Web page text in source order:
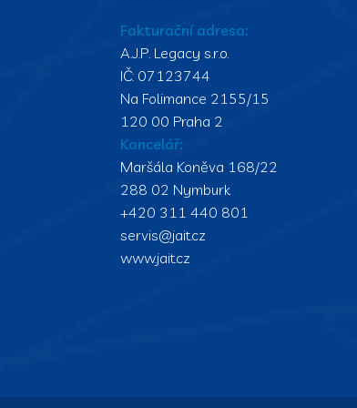
Fakturační adresa:
A.J.P. Legacy s.r.o.
IČ: 07123744
Na Folimance 2155/15
120 00 Praha 2
Kancelář:
Maršála Koněva 168/22
288 02 Nymburk
+420 311 440 801
servis@jait.cz
www.jait.cz